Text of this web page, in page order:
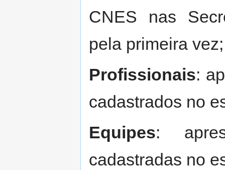
CNES nas
pela primeira vez;
Profissionais:
cadastrados no
Equipes:
cadastradas no